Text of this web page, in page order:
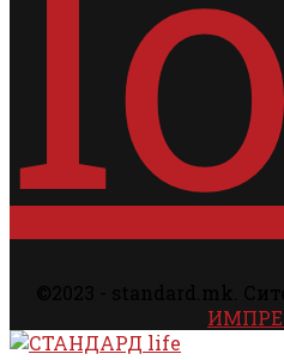
Facebook
Instagram
Email
Rss